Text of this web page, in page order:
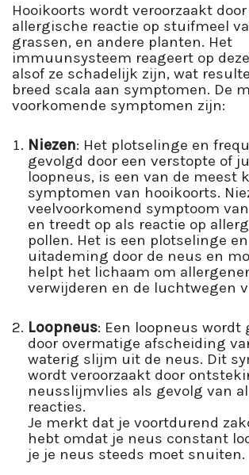
Hooikoorts wordt veroorzaakt door
allergische reactie op stuifmeel
grassen, en andere planten. Het
immuunsysteem reageert op
alsof ze schadelijk zijn, wat
breed scala aan symptomen. De
voorkomende symptomen zijn:
Niezen: Het plotselinge en
gevolgd door een verstopte of
loopneus, is een van de meest
symptomen van hooikoorts.
veelvoorkomend symptoom
en treedt op als reactie op
pollen. Het is een plotselinge
uitademing door de neus en
helpt het lichaam om
verwijderen en de luchtwegen
Loopneus: Een loopneus
door overmatige afscheiding
waterig slijm uit de neus. Dit
wordt veroorzaakt door
neusslijmvlies als gevolg van
reacties.
Je merkt dat je voortdurend
hebt omdat je neus constant
je je neus steeds moet snuiten.